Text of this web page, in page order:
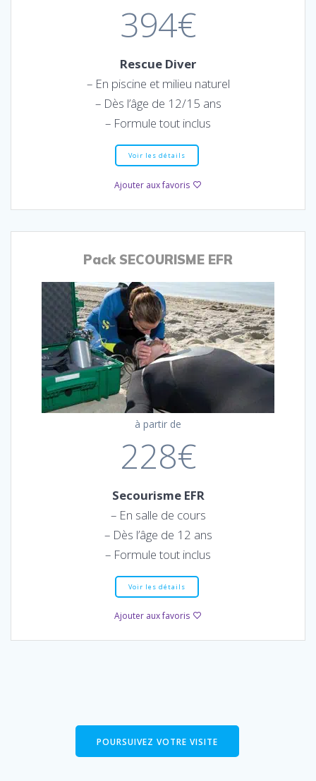
394€
Rescue Diver
– En piscine et milieu naturel
– Dès l’âge de 12/15 ans
– Formule tout inclus
Voir les détails
Ajouter aux favoris
Pack SECOURISME EFR
à partir de
228€
Secourisme EFR
– En salle de cours
– Dès l’âge de 12 ans
– Formule tout inclus
Voir les détails
Ajouter aux favoris
POURSUIVEZ VOTRE VISITE